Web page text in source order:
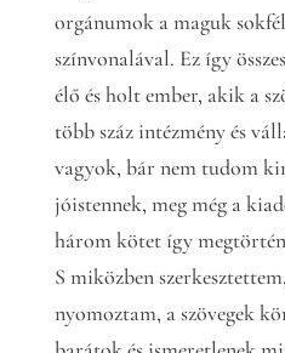
orgánumok a maguk
színvonalával. Ez így
élő és holt ember, akik a
több száz intézmény és
vagyok, bár nem tudom
jóistennek, meg még a
három kötet így
S miközben
nyomoztam, a szövegek